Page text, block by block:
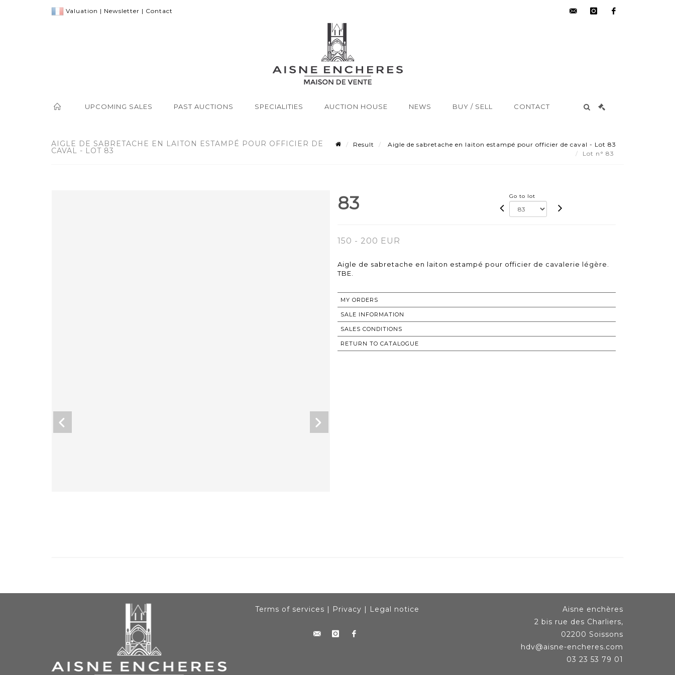
Valuation | Newsletter | Contact
UPCOMING SALES PAST AUCTIONS SPECIALITIES AUCTION HOUSE NEWS BUY / SELL CONTACT
AIGLE DE SABRETACHE EN LAITON ESTAMPÉ POUR OFFICIER DE
CAVAL - LOT 83
Result
Aigle de sabretache en laiton estampé pour officier de caval - Lot 83
Lot n° 83
83 Go to lot
150 - 200 EUR
Aigle de sabretache en laiton estampé pour officier de cavalerie légère.
TBE.
MY ORDERS
SALE INFORMATION
SALES CONDITIONS
RETURN TO CATALOGUE
Terms of services | Privacy | Legal notice
Aisne enchères
2 bis rue des Charliers,
02200 Soissons
hdv@aisne-encheres.com
03 23 53 79 01